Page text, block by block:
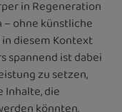
in Regeneration
ohne künstliche
diesem Kontext
spannend ist dabei
zu setzen,
die